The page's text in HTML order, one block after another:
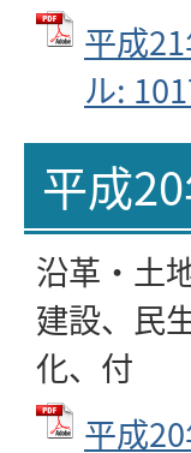
平成
ル:
平成
沿革・土
建設、民
化、付
平成